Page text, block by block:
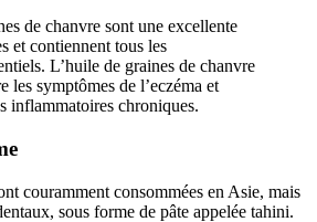
de chanvre sont une excellente
et contiennent tous les
L’huile de graines de chanvre
les symptômes de l’eczéma et
inflammatoires chroniques.
couramment consommées en Asie, mais
sous forme de pâte appelée tahini.